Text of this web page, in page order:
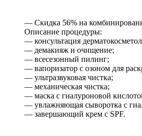
— Скидка 56% на
Описание процедуры:
— консультация
— демакияж и очищение;
— всесезонный пилинг;
— вапоризатор с озоном для
— ультразвуковая чистка;
— механическая чистка;
— маска с гиалуроновой
— увлажняющая сыворотка с
— завершающий крем с SPF.